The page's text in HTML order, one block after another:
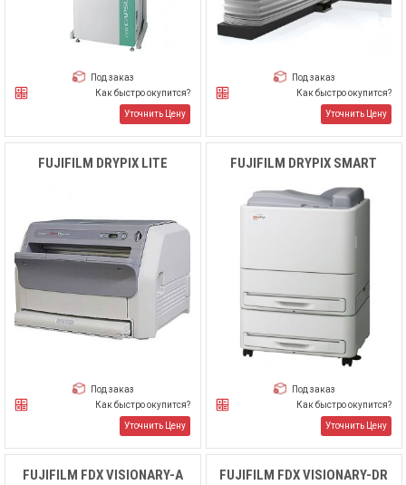
Под заказ
Как быстро окупится?
Уточнить Цену
Под заказ
Как быстро окупится?
Уточнить Цену
FUJIFILM DRYPIX LITE
Под заказ
Как быстро окупится?
Уточнить Цену
FUJIFILM DRYPIX SMART
Под заказ
Как быстро окупится?
Уточнить Цену
FUJIFILM FDX VISIONARY-A FUJIFILM FDX VISIONARY-DR